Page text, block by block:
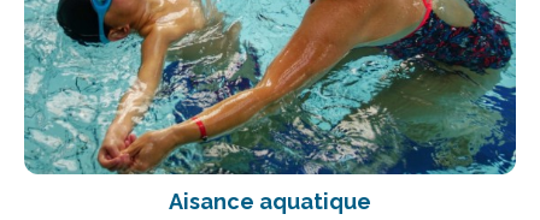
Aisance aquatique